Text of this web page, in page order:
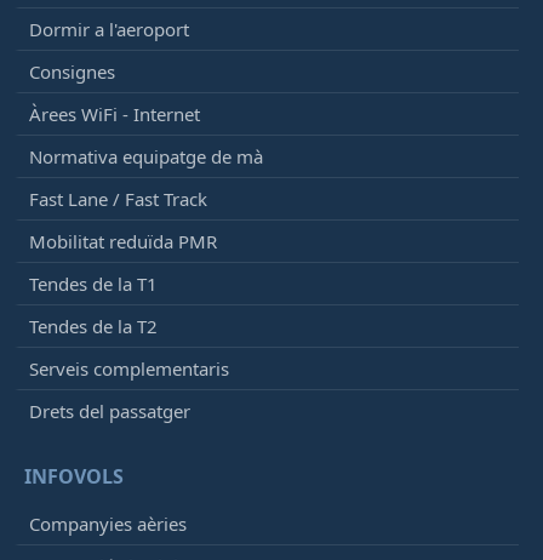
Dormir a l'aeroport
Consignes
Àrees WiFi - Internet
Normativa equipatge de mà
Fast Lane / Fast Track
Mobilitat reduïda PMR
Tendes de la T1
Tendes de la T2
Serveis complementaris
Drets del passatger
INFOVOLS
Companyies aèries